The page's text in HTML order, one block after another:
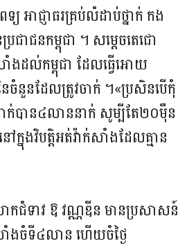
អាជ្ញាធរគ្រប់លំដាប់ថ្នាក់ កង
ជាជនកម្ពុជា ។ សម្តេចតេជោ
ងដល់កម្ពុជា ដែលធ្វើអោយ
ចំនួនដែលត្រូវចាក់ ។«ប្រសិនបើកុំ
ក់បាន៤លាន​នាក់ សូម្បីតែ២០ម៉ឺន
ង​វិបត្តិអត់វ៉ាក់សាំងដែលគ្មាន
ជំទាវ ឱ វណ្ណឌីន មានប្រសាសន៍​
ាំងចំទី៤លាន ហើយចំថ្ងៃ